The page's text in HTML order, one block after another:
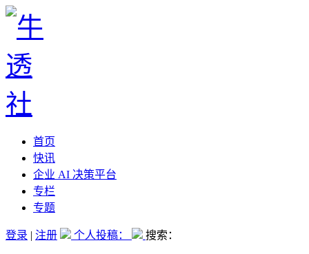
首页
快讯
企业 AI 决策平台
专栏
专题
登录 | 注册 个人投稿： 搜索：